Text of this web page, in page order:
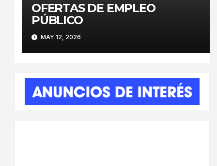
OFERTAS DE EMPLEO
PÚBLICO
MAY 12, 2026